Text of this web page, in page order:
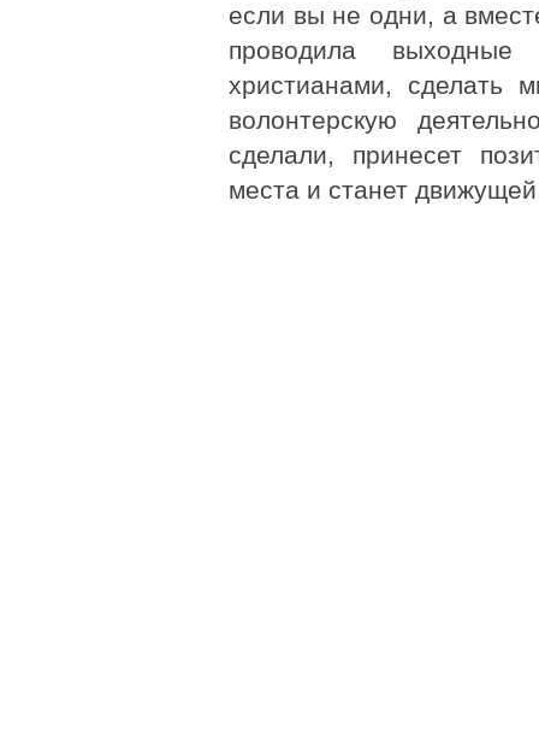
если вы не одни, а
проводила
христианами, сделать
волонтерскую
сделали, принесет
места и станет